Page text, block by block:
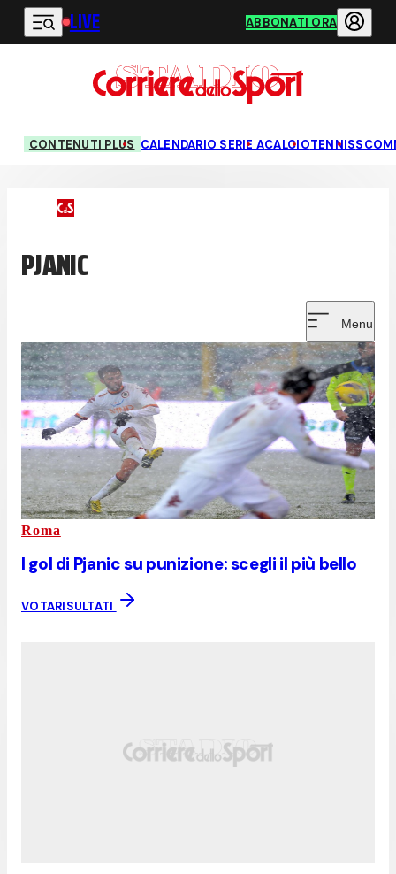
Vai al contenuto principale
LIVE ABBONATI ORA
CONTENUTI PLUS CALENDARIO SERIE ACALCIOTENNIS
PJANIC
Menu
Roma
I gol di Pjanic su punizione: scegli il più bello
VOTARISULTATI